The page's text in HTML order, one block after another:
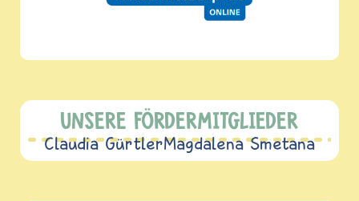
UNSERE FÖRDERMITGLIEDER
Claudia GürtlerMagdalena Smetana